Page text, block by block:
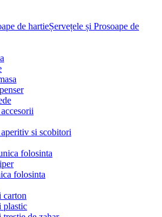
Șervețele și Prosoape de
si scobitori
folosinta
folosinta
carton
plastic